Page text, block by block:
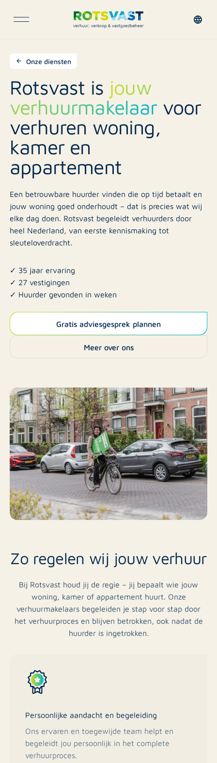
Onze diensten
Rotsvast is jouw
verhuurmakelaar voor
verhuren woning,
kamer en
appartement
Een betrouwbare huurder vinden die op tijd betaalt en
jouw woning goed onderhoudt – dat is precies wat wij
elke dag doen. Rotsvast begeleidt verhuurders door
heel Nederland, van eerste kennismaking tot
sleuteloverdracht.
✓ 35 jaar ervaring
✓ 27 vestigingen
✓ Huurder gevonden in weken
Gratis adviesgesprek plannen
Meer over ons
Zo regelen wij jouw verhuur
Bij Rotsvast houd jij de regie – jij bepaalt wie jouw
woning, kamer of appartement huurt. Onze
verhuurmakelaars begeleiden je stap voor stap door
het verhuurproces en blijven betrokken, ook nadat de
huurder is ingetrokken.
Persoonlijke aandacht en begeleiding
Ons ervaren en toegewijde team helpt en
begeleidt jou persoonlijk in het complete
verhuurproces.